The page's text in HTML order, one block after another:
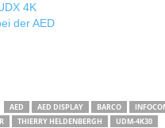
4K
der AED
AED AED DISPLAY BARCO
THIERRY HELDENBERGH UDM-4K30